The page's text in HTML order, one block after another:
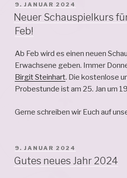
VERÖFFENTLICHT
AM
9. JANUAR 2024
Neuer Schauspielkurs
Feb!
Ab Feb wird es einen neuen
Erwachsene geben. Immer
Birgit Steinhart. Die kostenlose
Probestunde ist am 25. Jan um
Gerne schreiben wir Euch auf
VERÖFFENTLICHT
AM
9. JANUAR 2024
Gutes neues Jahr 2024